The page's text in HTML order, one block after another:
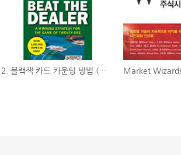
2. 블랙잭 카드 카운팅 방법 (Feat. 딜러를 이겨라, Beat the Dealer.)